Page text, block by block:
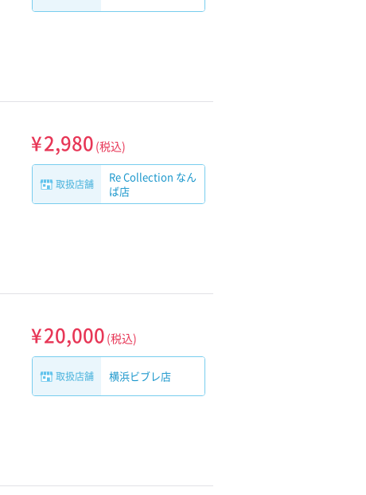
¥2,980 (税込)
取扱店舗
Re Collection なん
ば店
¥20,000 (税込)
取扱店舗 横浜ビブレ店